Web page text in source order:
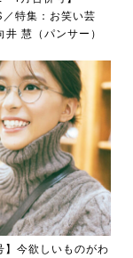
特集：お笑い芸
慧（パンサー）
】今欲しいものがわ